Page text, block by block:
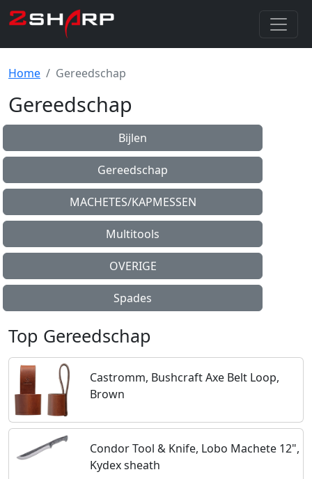
Home Gereedschap
Gereedschap
Bijlen
Gereedschap
MACHETES/KAPMESSEN
Multitools
OVERIGE
Spades
Top Gereedschap
Castromm, Bushcraft Axe Belt Loop,
Brown
Condor Tool & Knife, Lobo Machete 12",
Kydex sheath